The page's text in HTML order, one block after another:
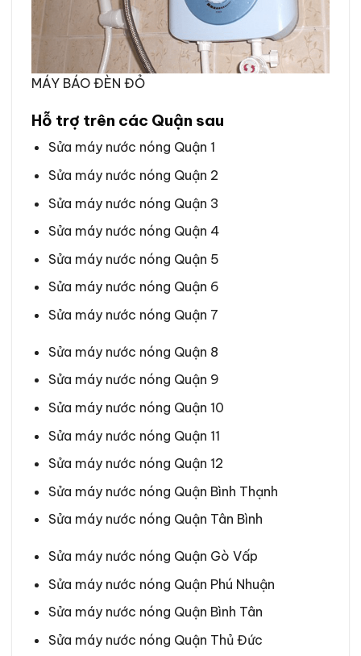
MÁY BÁO ĐÈN ĐỎ
Hỗ trợ trên các Quận sau
Sửa máy nước nóng Quận 1
Sửa máy nước nóng Quận 2
Sửa máy nước nóng Quận 3
Sửa máy nước nóng Quận 4
Sửa máy nước nóng Quận 5
Sửa máy nước nóng Quận 6
Sửa máy nước nóng Quận 7
Sửa máy nước nóng Quận 8
Sửa máy nước nóng Quận 9
Sửa máy nước nóng Quận 10
Sửa máy nước nóng Quận 11
Sửa máy nước nóng Quận 12
Sửa máy nước nóng Quận Bình Thạnh
Sửa máy nước nóng Quận Tân Bình
Sửa máy nước nóng Quận Gò Vấp
Sửa máy nước nóng Quận Phú Nhuận
Sửa máy nước nóng Quận Bình Tân
Sửa máy nước nóng Quận Thủ Đức